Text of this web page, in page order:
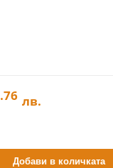
.76 лв.
Добави в количката